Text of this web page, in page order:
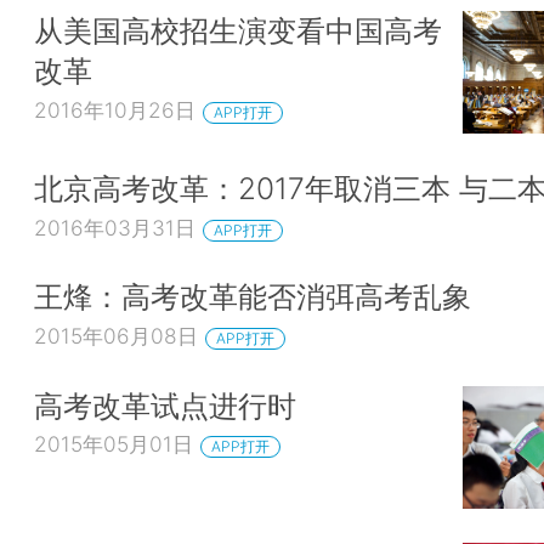
从美国高校招生演变看中国高考
改革
2016年10月26日 APP打开
北京高考改革：2017年取消三本 与二
2016年03月31日 APP打开
王烽：高考改革能否消弭高考乱象
2015年06月08日 APP打开
高考改革试点进行时
2015年05月01日 APP打开